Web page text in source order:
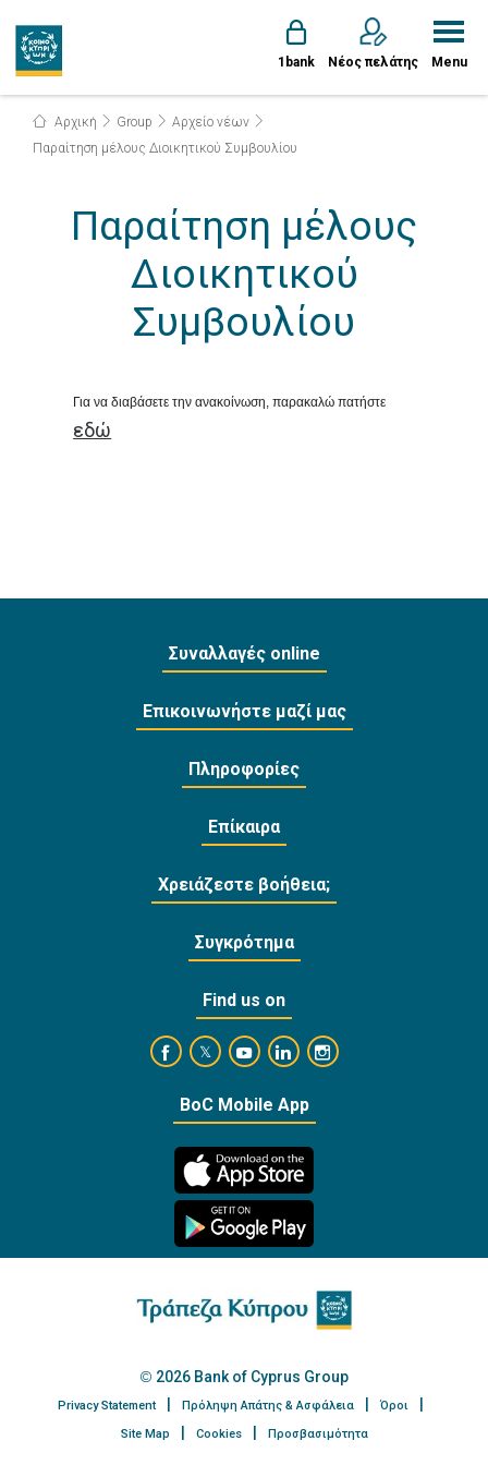
1bank Νέος πελάτης Menu
Αρχική Group
Αρχείο νέων
Παραίτηση μέλους Διοικητικού Συμβουλίου
Παραίτηση μέλους
Διοικητικού
Συμβουλίου
Για να διαβάσετε την ανακοίνωση, παρακαλώ πατήστε
εδώ
Συναλλαγές online
Επικοινωνήστε μαζί μας
Πληροφορίες
Επίκαιρα
Χρειάζεστε βοήθεια;
Συγκρότημα
Find us on
https://www.facebook.com/
https://twitter.com/bankofcyprus_
https://www.youtube.com/user/
https://www.linkedin.com/
https://
BoC Mobile App
2026 Bank of Cyprus Group
Privacy Statement Πρόληψη Απάτης & Ασφάλεια
Όροι
Site Map
Cookies Προσβασιμότητα